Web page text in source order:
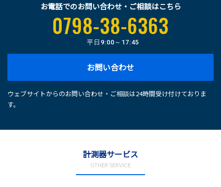
お電話でのお問い合わせ・ご相談はこちら
0798-38-6363
平日 9:00～17:45
お問い合わせ
ウェブサイトからのお問い合わせ・ご相談は24時間受け付けておりま
す。
計測器サービス
OTHER SERVICE